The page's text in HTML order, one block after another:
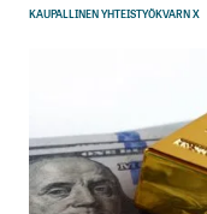
KAUPALLINEN YHTEISTYÖKVARN X